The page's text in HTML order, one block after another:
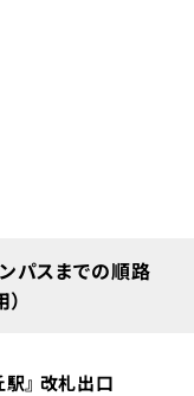
パスまでの順路
』 改札出口